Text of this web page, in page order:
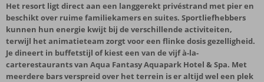
Het resort ligt direct aan een langgerekt privéstrand met pier en
beschikt over ruime familiekamers en suites. Sportliefhebbers
kunnen hun energie kwijt bij de verschillende activiteiten,
terwijl het animatieteam zorgt voor een flinke dosis gezelligheid.
Je dineert in buffetstijl of kiest een van de vijf à-la-
carterestaurants van Aqua Fantasy Aquapark Hotel & Spa. Met
meerdere bars verspreid over het terrein is er altijd wel een plek